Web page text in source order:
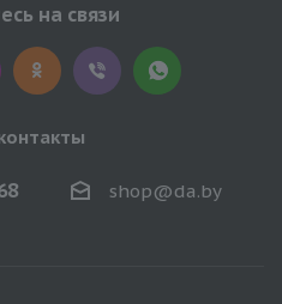
на связи
shop@da.by